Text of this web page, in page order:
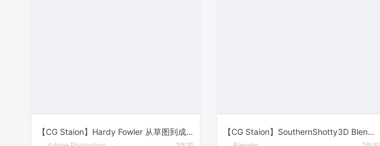
【CG Staion】Hardy Fowler 从草图到成品 【CG Staion】SouthernShotty3D Blender 角色行走循环动画